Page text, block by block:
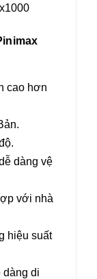
cao hơn
dàng vệ
với nhà
hiệu suất
di